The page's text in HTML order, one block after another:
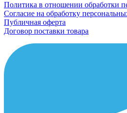
Политика в отношении обработки
Согласие на обработку
Публичная оферта
Договор поставки товара